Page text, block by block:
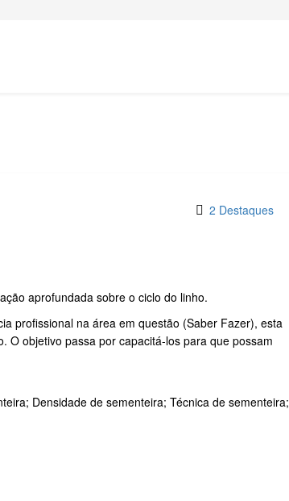
2 Destaques
aprofundada sobre o ciclo do linho.
profissional na área em questão (Saber Fazer), esta
O objetivo passa por capacitá-los para que possam
Densidade de sementeira; Técnica de sementeira;